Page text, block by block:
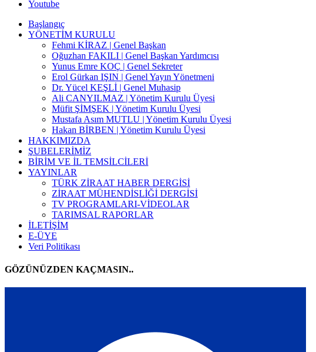
Youtube
Başlangıç
YÖNETİM KURULU
Fehmi KİRAZ | Genel Başkan
Oğuzhan FAKILI | Genel Başkan Yardımcısı
Yunus Emre KOÇ | Genel Sekreter
Erol Gürkan IŞIN | Genel Yayın Yönetmeni
Dr. Yücel KEŞLİ | Genel Muhasip
Ali CANYILMAZ | Yönetim Kurulu Üyesi
Müfit ŞİMŞEK | Yönetim Kurulu Üyesi
Mustafa Asım MUTLU | Yönetim Kurulu Üyesi
Hakan BİRBEN | Yönetim Kurulu Üyesi
HAKKIMIZDA
ŞUBELERİMİZ
BİRİM VE İL TEMSİLCİLERİ
YAYINLAR
TÜRK ZİRAAT HABER DERGİSİ
ZİRAAT MÜHENDİSLİĞİ DERGİSİ
TV PROGRAMLARI-VİDEOLAR
TARIMSAL RAPORLAR
İLETİŞİM
E-ÜYE
Veri Politikası
GÖZÜNÜZDEN KAÇMASIN..